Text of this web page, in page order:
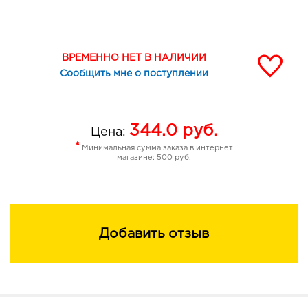
ВРЕМЕННО НЕТ В НАЛИЧИИ
Сообщить мне о поступлении
Цена: 344.0руб.
* Минимальная сумма заказа в интернет
магазине: 500 руб.
Добавить отзыв